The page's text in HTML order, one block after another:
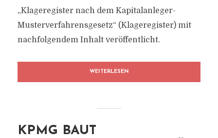
„Klageregister nach dem Kapitalanleger-
Musterverfahrensgesetz“ (Klageregister) mit
nachfolgendem Inhalt veröffentlicht.
WEITERLESEN
KPMG BAUT